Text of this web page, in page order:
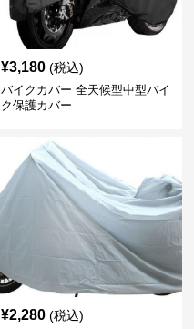
¥3,180 (税込)
バイクカバー 全天候型中型バイ
ク保護カバー
¥2,280 (税込)